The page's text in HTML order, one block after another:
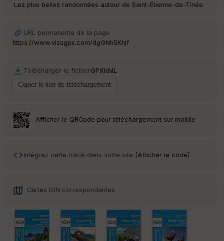
·Les plus belles randonnées autour de Saint-Étienne-de-Tinée
URL permanente de la page
https://www.visugpx.com/dgGNh5Khjf
Télécharger le fichierGPXKML
Afficher le QRCode pour téléchargement sur mobile
Intégrez cette trace dans votre site [Afficher le code]
Cartes IGN correspondantes